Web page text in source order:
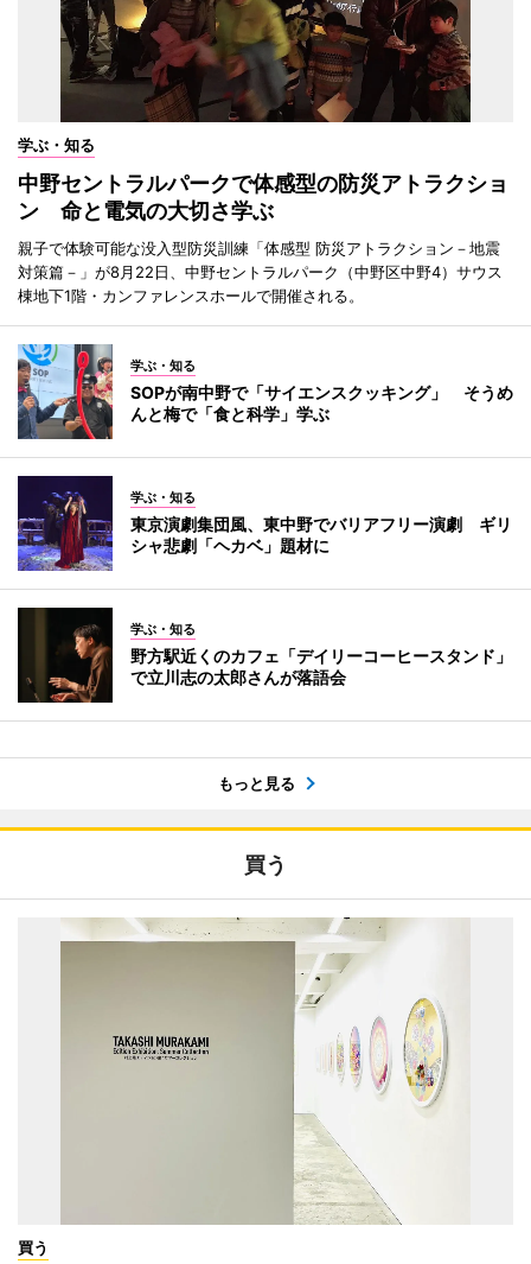
学ぶ・知る
中野セントラルパークで体感型の防災アトラクショ
ン 命と電気の大切さ学ぶ
親子で体験可能な没入型防災訓練「体感型 防災アトラクション－地震
対策篇－」が8月22日、中野セントラルパーク（中野区中野4）サウス
棟地下1階・カンファレンスホールで開催される。
学ぶ・知る
SOPが南中野で「サイエンスクッキング」 そうめ
んと梅で「食と科学」学ぶ
学ぶ・知る
東京演劇集団風、東中野でバリアフリー演劇 ギリ
シャ悲劇「ヘカベ」題材に
学ぶ・知る
野方駅近くのカフェ「デイリーコーヒースタンド」
で立川志の太郎さんが落語会
もっと見る
買う
買う